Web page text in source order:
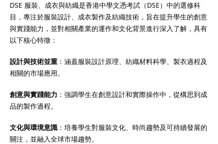
DSE 服裝、成衣與紡織是香港中學文憑考試（DSE）中的選修科
目，專注於服裝設計、成衣製作及紡織技術，旨在提升學生的創意
與實踐能力，並對相關產業的運作和文化背景進行深入了解，具有
以下核心特徵：
設計與技術並重 ：涵蓋服裝設計原理、紡織材料科學、製衣過程及
相關的市場應用。
創意與實踐能力 ：強調學生在創意設計和實際操作中，從構思到成
品的製作過程。
文化與環境意識 ：培養學生對服裝文化、時尚趨勢及可持續發展的
關注，並融入全球市場趨勢。